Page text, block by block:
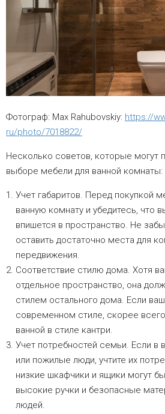
Фотограф: Max Rahubovskiy: https://
ru/photo/7018822/
Несколько советов, которые могут
выборе мебели для ванной комнаты:
Учет габаритов. Перед покупкой
ванную комнату и убедитесь, что
впишется в пространство. Не
оставить достаточно места для
передвижения.
Соответствие стилю дома. Хотя
отдельное пространство, она
стилем остального дома. Если
современном стиле, скорее
ванной в стиле кантри.
Учет потребностей семьи. Если в
или пожилые люди, учтите их
низкие шкафчики и ящики могут
высокие ручки и безопасные
людей.